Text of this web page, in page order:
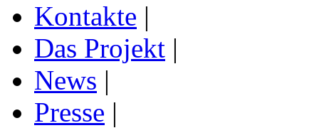
Kontakte |
Das Projekt |
News |
Presse |